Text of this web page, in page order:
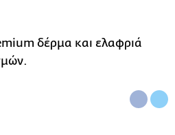
δέρμα και ελαφριά